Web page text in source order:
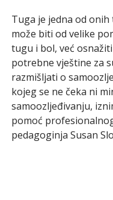
Tuga je jedna od
može biti od velike
tugu i bol, već
potrebne vještine za
razmišljati o
kojeg se ne čeka ni
samoozljeđivanju,
pomoć
pedagoginja Susan